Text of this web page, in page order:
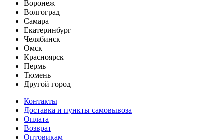
Воронеж
Волгоград
Самара
Екатеринбург
Челябинск
Омск
Красноярск
Пермь
Тюмень
Другой город
Контакты
Доставка и пункты самовывоза
Оплата
Возврат
Оптовикам